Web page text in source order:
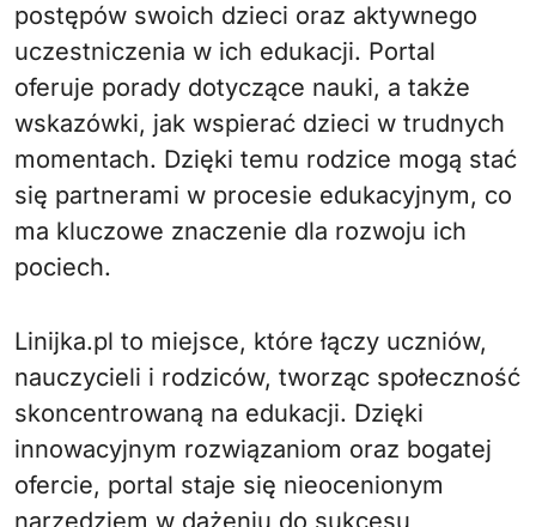
postępów swoich dzieci oraz aktywnego
uczestniczenia w ich edukacji. Portal
oferuje porady dotyczące nauki, a także
wskazówki, jak wspierać dzieci w trudnych
momentach. Dzięki temu rodzice mogą stać
się partnerami w procesie edukacyjnym, co
ma kluczowe znaczenie dla rozwoju ich
pociech.
Linijka.pl to miejsce, które łączy uczniów,
nauczycieli i rodziców, tworząc społeczność
skoncentrowaną na edukacji. Dzięki
innowacyjnym rozwiązaniom oraz bogatej
ofercie, portal staje się nieocenionym
narzędziem w dążeniu do sukcesu